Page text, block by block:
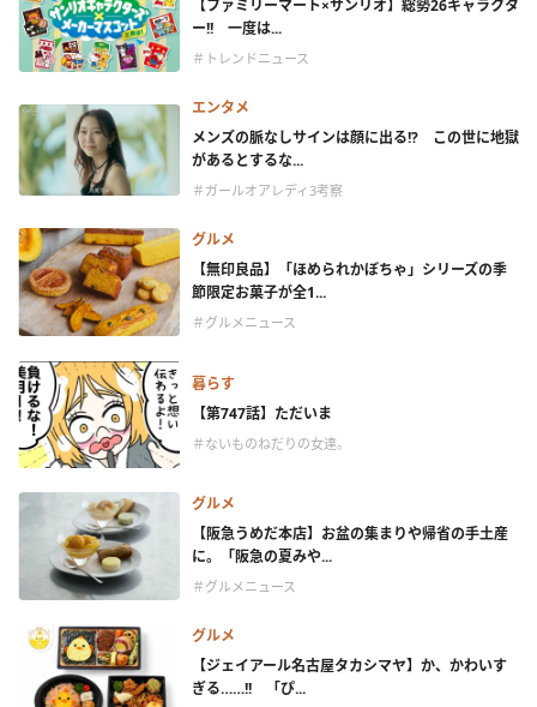
【ファミリーマート×サンリオ】総勢26キャラクタ
ー!! 一度は...
＃トレンドニュース
エンタメ
メンズの脈なしサインは顔に出る!? この世に地獄
があるとするな...
＃ガールオアレディ3考察
グルメ
【無印良品】「ほめられかぼちゃ」シリーズの季
節限定お菓子が全1...
＃グルメニュース
暮らす
【第747話】ただいま
＃ないものねだりの女達。
グルメ
【阪急うめだ本店】お盆の集まりや帰省の手土産
に。「阪急の夏みや...
＃グルメニュース
グルメ
【ジェイアール名古屋タカシマヤ】か、かわいす
ぎる……!! 「ぴ...